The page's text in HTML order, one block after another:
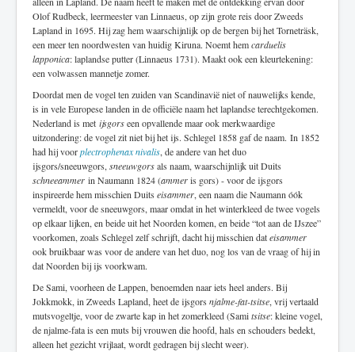
Olof Rudbeck, leermeester van Linnaeus, op zijn grote reis door Zweeds
Lapland in 1695. Hij zag hem waarschijnlijk op de bergen bij het Torneträsk,
een meer ten noordwesten van huidig Kiruna. Noemt hemcarduelis
lapponica: laplandse putter (Linnaeus 1731). Maakt ook een kleurtekening:
een volwassen mannetje zomer.
Doordat men de vogel ten zuiden van Scandinavië niet of nauwelijks kende,
is in vele Europese landen in de officiële naam het laplandse terechtgekomen.
Nederland is met ijsgorseen opvallende maar ook merkwaardige
uitzondering: de vogel zit niet bij het ijs. Schlegel 1858 gaf de naam. In 1852
had hij voorplectrophenax nivalis, de andere van het duo
ijsgors/sneeuwgors, sneeuwgorsals naam, waarschijnlijk uit Duits
schneeammer in Naumann 1824 (ammeris gors) - voor de ijsgors
inspireerde hem misschien Duits eisammer, een naam die Naumann óók
vermeldt, voor de sneeuwgors, maar omdat in het winterkleed de twee vogels
op elkaar lijken, en beide uit het Noorden komen, en beide “tot aan de IJszee”
voorkomen, zoals Schlegel zelf schrijft, dacht hij misschien dateisammer
ook bruikbaar was voor de andere van het duo, nog los van de vraag of hij in
dat Noorden bij ijs voorkwam.
De Sami, voorheen de Lappen, benoemden naar iets heel anders. Bij
Jokkmokk, in Zweeds Lapland, heet de ijsgors njalme-fat-tsitse, vrij vertaald
mutsvogeltje, voor de zwarte kap in het zomerkleed (Samitsitse: kleine vogel,
de njalme-fata is een muts bij vrouwen die hoofd, hals en schouders bedekt,
alleen het gezicht vrijlaat, wordt gedragen bij slecht weer).